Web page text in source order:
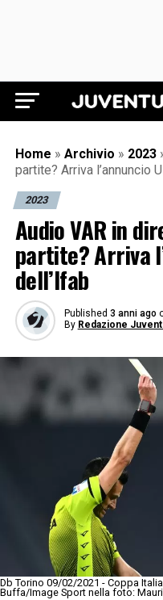
Home » Archivio » 2023
partite? Arriva l’annuncio
2023
Audio VAR in
partite? Arriva
dell’Ifab
Published 3 anni ago
By Redazione
Db Torino 09/02/2021 - Coppa
Buffa/Image Sport nella foto: